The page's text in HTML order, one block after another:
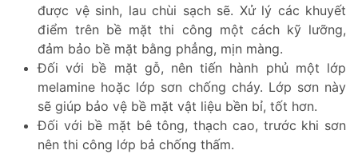
được vệ sinh, lau chùi sạch sẽ. Xử lý các khuyết
điểm trên bề mặt thi công một cách kỹ lưỡng,
đảm bảo bề mặt bằng phẳng, mịn màng.
Đối với bề mặt gỗ, nên tiến hành phủ một lớp
melamine hoặc lớp sơn chống cháy. Lớp sơn này
sẽ giúp bảo vệ bề mặt vật liệu bền bỉ, tốt hơn.
Đối với bề mặt bê tông, thạch cao, trước khi sơn
nên thi công lớp bả chống thấm.